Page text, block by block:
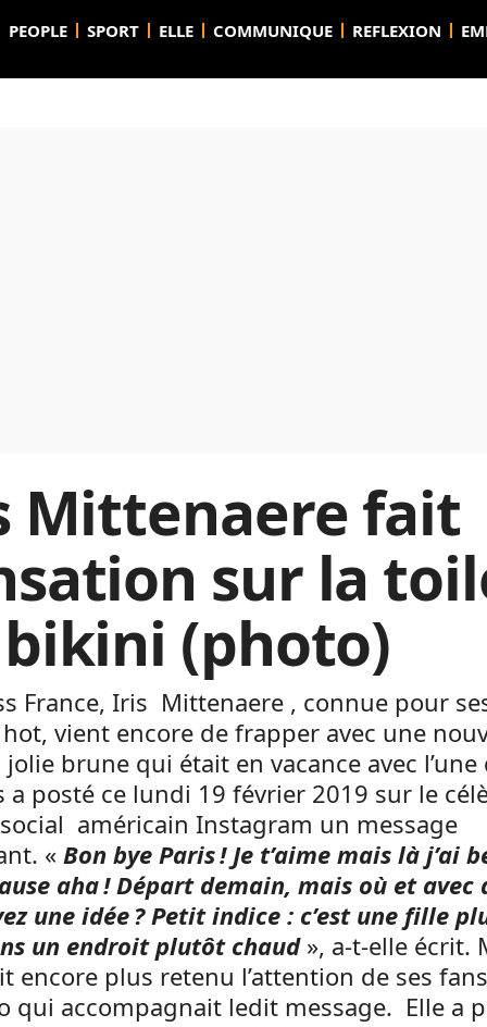
PEOPLE SPORT ELLE COMMUNIQUE REFLEXION
Mittenaere fait
sur la
(photo)
France, Iris Mittenaere , connue pour
vient encore de frapper avec une
brune qui était en vacance avec l’une
a posté ce lundi 19 février 2019 sur le
américain Instagram un message
« Bon bye Paris ! Je t’aime mais là j’ai
aha ! Départ demain, mais où et avec
une idée ? Petit indice : c’est une fille
un endroit plutôt chaud », a-t-elle écrit.
encore plus retenu l’attention de ses
qui accompagnait ledit message. Elle a